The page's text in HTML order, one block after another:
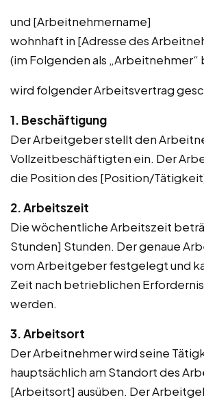
und [Arbeitnehmername]
wohnhaft in [Adresse des
(im Folgenden als
wird folgender Arbeitsvertrag
1. Beschäftigung
Der Arbeitgeber stellt den
Vollzeitbeschäftigten ein. Der
die Position des [Position/
2. Arbeitszeit
Die wöchentliche Arbeitszeit
Stunden] Stunden. Der genaue
vom Arbeitgeber festgelegt und
Zeit nach betrieblichen
werden.
3. Arbeitsort
Der Arbeitnehmer wird seine
hauptsächlich am Standort des
[Arbeitsort] ausüben. Der